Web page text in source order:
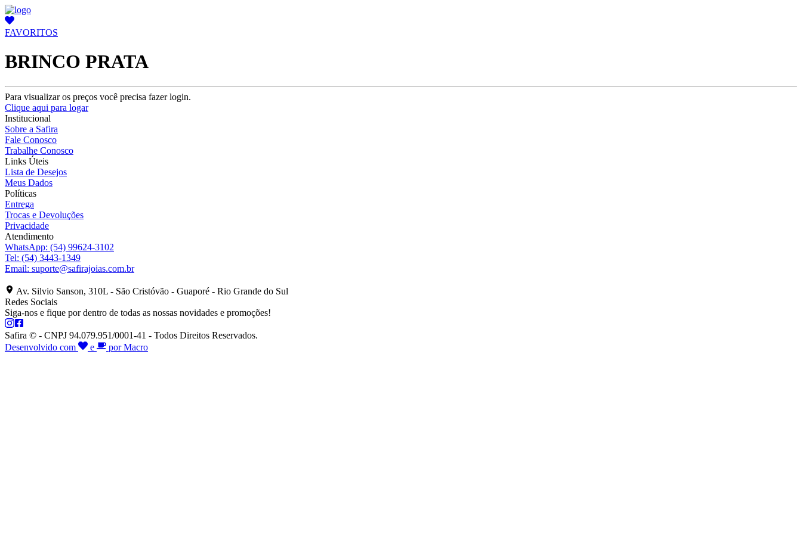
FAVORITOS
BRINCO PRATA
Para visualizar os preços você precisa fazer login.
Clique aqui para logar
Institucional
Sobre a Safira
Fale Conosco
Trabalhe Conosco
Links Úteis
Lista de Desejos
Meus Dados
Políticas
Entrega
Trocas e Devoluções
Privacidade
Atendimento
WhatsApp: (54) 99624-3102
Tel: (54) 3443-1349
Email: suporte@safirajoias.com.br
Av. Silvio Sanson, 310L - São Cristóvão - Guaporé - Rio Grande do Sul
Redes Sociais
Siga-nos e fique por dentro de todas as nossas novidades e promoções!
Safira © - CNPJ 94.079.951/0001-41 - Todos Direitos Reservados.
Desenvolvido com
e por Macro